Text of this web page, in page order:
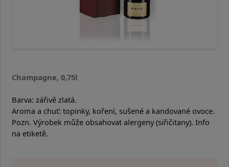
Champagne, 0,75l
Barva: zářivě zlatá.
Aroma a chuť: topinky, koření, sušené a kandované ovoce.
Pozn. Výrobek může obsahovat alergeny (siřičitany). Info
na etiketě.